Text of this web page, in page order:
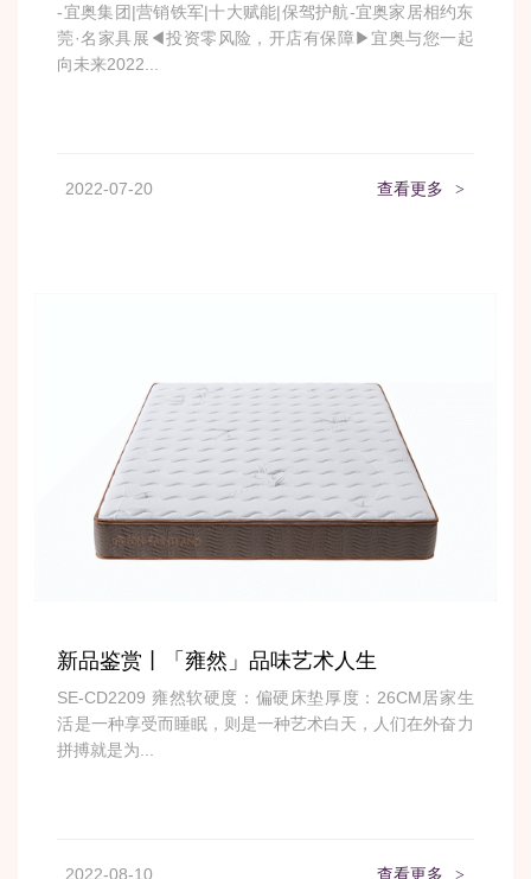
-宜奥集团|营销铁军|十大赋能|保驾护航-宜奥家居相约东
莞·名家具展◀投资零风险，开店有保障▶宜奥与您一起
向未来2022...
2022-07-20 查看更多 >
新品鉴赏丨「雍然」品味艺术人生
SE-CD2209 雍然软硬度：偏硬床垫厚度：26CM居家生
活是一种享受而睡眠，则是一种艺术白天，人们在外奋力
拼搏就是为...
2022-08-10 查看更多 >